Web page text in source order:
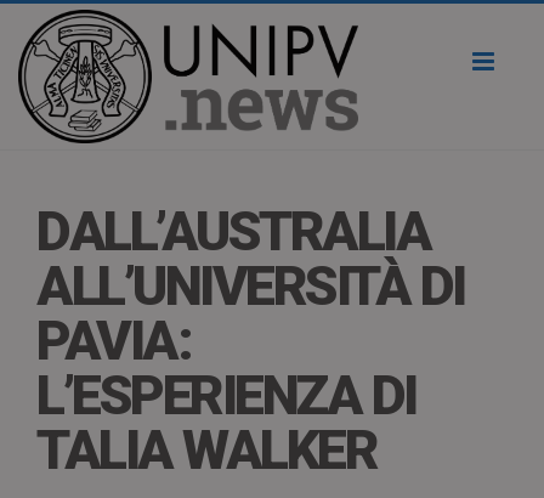
DALL’AUSTRALIA
ALL’UNIVERSITÀ DI
PAVIA:
L’ESPERIENZA DI
TALIA WALKER